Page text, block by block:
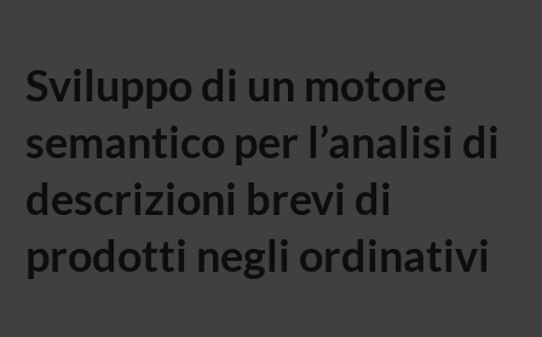
Sviluppo di un motore
semantico per l’analisi di
descrizioni brevi di
prodotti negli ordinativi